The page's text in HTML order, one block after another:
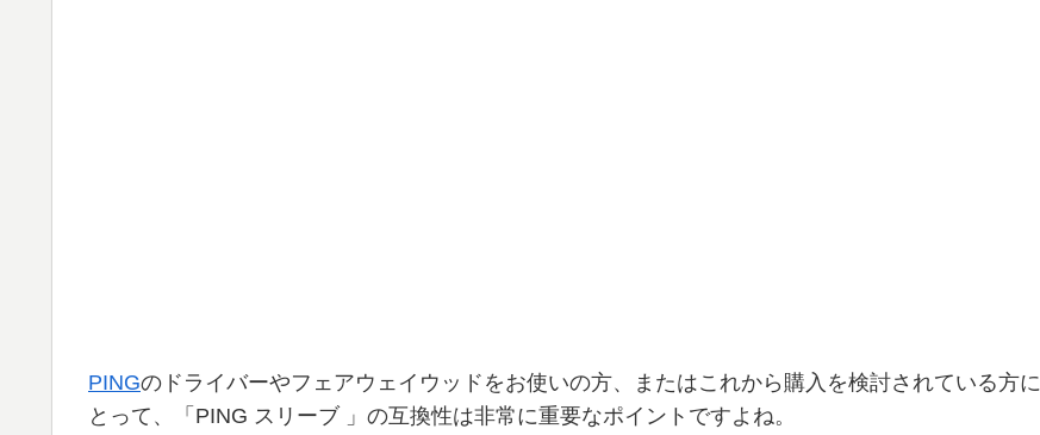
PINGのドライバーやフェアウェイウッドをお使いの方、またはこれから購入を検討されている方に
とって、「PING スリーブ 」の互換性は非常に重要なポイントですよね。